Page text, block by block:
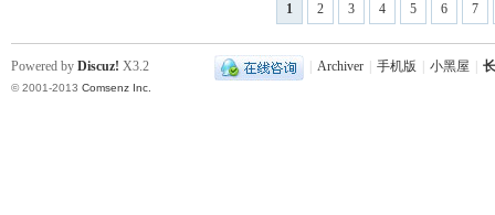
1 2 3 4 5 6 7
Archiver 手机版 小黑屋
Powered by Discuz! X3.2
© 2001-2013 Comsenz Inc.